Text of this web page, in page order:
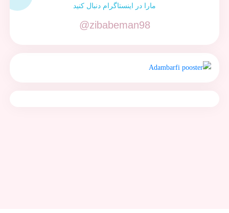
مارا در اینستاگرام دنبال کنید
@zibabeman98